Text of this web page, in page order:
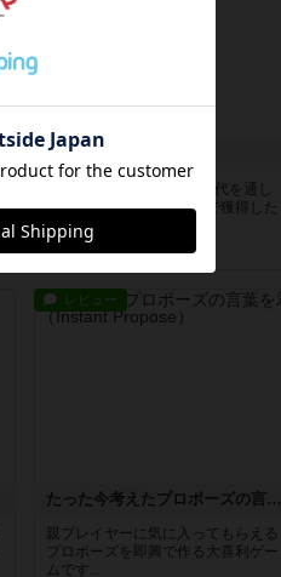
文明の発展をテーマに3時代を通し
て、各時代毎にドラフトで獲得した
カード...
2ヶ月前の投稿
レビュー
たった今考えたプロポーズの言葉を君に捧ぐよ。
親プレイヤーに気に入ってもらえる
プロポーズを即興で作る大喜利ゲー
ムです...